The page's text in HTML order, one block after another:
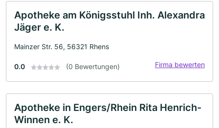
Apotheke am Königsstuhl Inh. Alexandra
Jäger e. K.
Mainzer Str. 56, 56321 Rhens
0.0 (0 Bewertungen) Firma bewerten
Apotheke in Engers/Rhein Rita Henrich-
Winnen e. K.